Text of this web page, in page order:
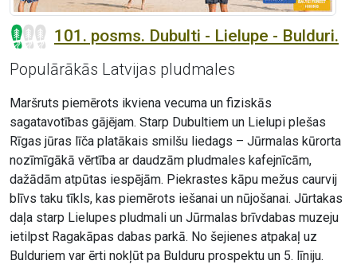
101. posms. Dubulti - Lielupe - Bulduri.
Populārākās Latvijas pludmales
Maršruts piemērots ikviena vecuma un fiziskās
sagatavotības gājējam. Starp Dubultiem un Lielupi plešas
Rīgas jūras līča platākais smilšu liedags – Jūrmalas kūrorta
nozīmīgākā vērtība ar daudzām pludmales kafejnīcām,
dažādām atpūtas iespējām. Piekrastes kāpu mežus caurvij
blīvs taku tīkls, kas piemērots iešanai un nūjošanai. Jūrtakas
daļa starp Lielupes pludmali un Jūrmalas brīvdabas muzeju
ietilpst Ragakāpas dabas parkā. No šejienes atpakaļ uz
Bulduriem var ērti nokļūt pa Bulduru prospektu un 5. līniju.